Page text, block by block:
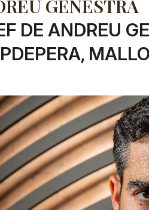
GENESTRA
DE ANDREU